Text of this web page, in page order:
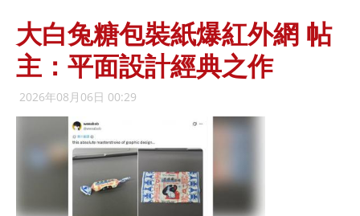
大白兔糖包裝紙爆紅外網 帖
主：平面設計經典之作
2026年08月06日 00:29